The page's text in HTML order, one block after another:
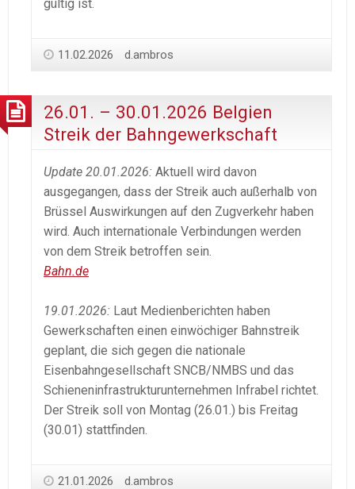
gültig ist.
11.02.2026 d.ambros
26.01. – 30.01.2026 Belgien
Streik der Bahngewerkschaft
Update 20.01.2026: Aktuell wird davon
ausgegangen, dass der Streik auch außerhalb von
Brüssel Auswirkungen auf den Zugverkehr haben
wird. Auch internationale Verbindungen werden
von dem Streik betroffen sein.
Bahn.de
19.01.2026: Laut Medienberichten haben
Gewerkschaften einen einwöchiger Bahnstreik
geplant, die sich gegen die nationale
Eisenbahngesellschaft SNCB/NMBS und das
Schieneninfrastrukturunternehmen Infrabel richtet.
Der Streik soll von Montag (26.01.) bis Freitag
(30.01) stattfinden.
21.01.2026 d.ambros